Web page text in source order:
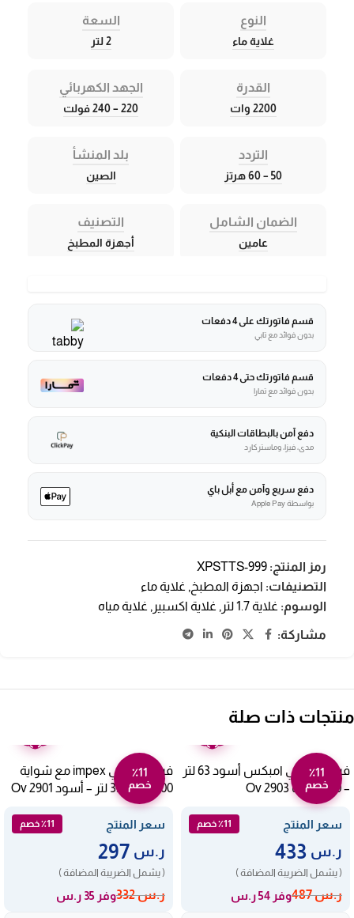
النوع
غلاية ماء
السعة
2 لتر
القدرة
2200 وات
الجهد الكهربائي
220 – 240 فولت
التردد
50 – 60 هرتز
بلد المنشأ
الصين
الضمان الشامل
عامين
التصنيف
أجهزة المطبخ
قسم فاتورتك على 4 دفعات
بدون فوائد مع تابي
قسم فاتورتك حتى 4 دفعات
بدون فوائد مع تمارا
دفع آمن بالبطاقات البنكية
مدى، فيزا، وماستركارد
دفع سريع وآمن مع أبل باي
بواسطة Apple Pay
رمز المنتج: XPSTTS-999
التصنيفات: اجهزة المطبخ , غلاية ماء
الوسوم: غلاية 1.7 لتر , غلاية اكسبير , غلاية مياه
مشاركة:
منتجات ذات صلة
٪11
خصم
فرن كهربائي امبكس أسود 63 لتر
– 2200 وات Ov 2903
سعر المنتج ٪11 خصم
ر.س
( يشمل الضريبة المضافة )
ر.س487 وفر 54 ر.س
٪11
خصم
فرن كهربائي impex مع شواية
1500 وات 35 لتر – أسود Ov 2901
سعر المنتج ٪11 خصم
ر.س
( يشمل الضريبة المضافة )
ر.س332 وفر 35 ر.س